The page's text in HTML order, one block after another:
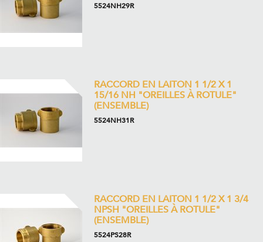
5524NH29R
RACCORD EN LAITON 1 1/2 X 1
15/16 NH "OREILLES À ROTULE"
(ENSEMBLE)
5524NH31R
RACCORD EN LAITON 1 1/2 X 1 3/4
NPSH "OREILLES À ROTULE"
(ENSEMBLE)
5524PS28R